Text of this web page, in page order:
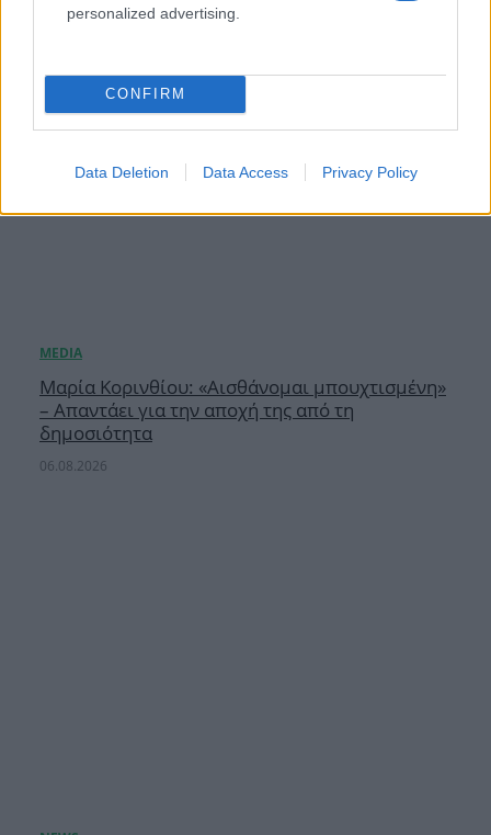
personalized advertising.
CONFIRM
Data Deletion Data Access Privacy Policy
Μαρία Κορινθίου: «Αισθάνομαι μπουχτισμένη»
– Απαντάει για την αποχή της από τη
δημοσιότητα
06.08.2026